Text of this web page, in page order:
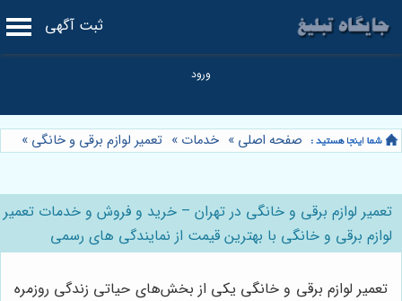
ثبت آگهی
صفحه اصلی » خدمات » تعمیر لوازم برقی و خانگی »
تعمیر لوازم برقی و خانگی در تهران – خرید و فروش و خدمات تعمیر
لوازم برقی و خانگی با بهترین قیمت از نمایندگی های رسمی
تعمیر لوازم برقی و خانگی یکی از بخش‌های حیاتی زندگی روزمره